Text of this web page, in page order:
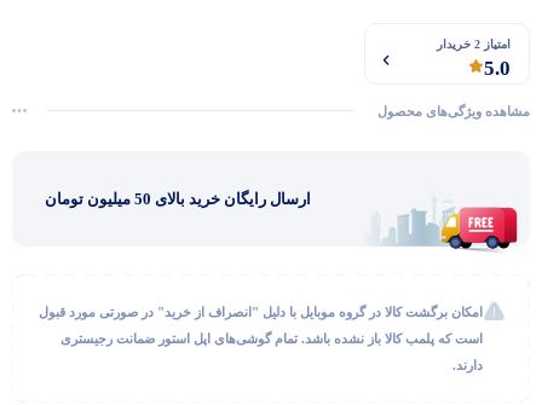
اپل واچ
امتیاز 2 خریدار
5.0
مشاهده ویژگی‌های محصول
ارسال رایگان خرید بالای 50 میلیون تومان
امکان برگشت کالا در گروه موبایل با دلیل "انصراف از خرید" در صورتی مورد قبول
است که پلمب کالا باز نشده باشد. تمام گوشی‌های اپل استور ضمانت رجیستری
دارند.